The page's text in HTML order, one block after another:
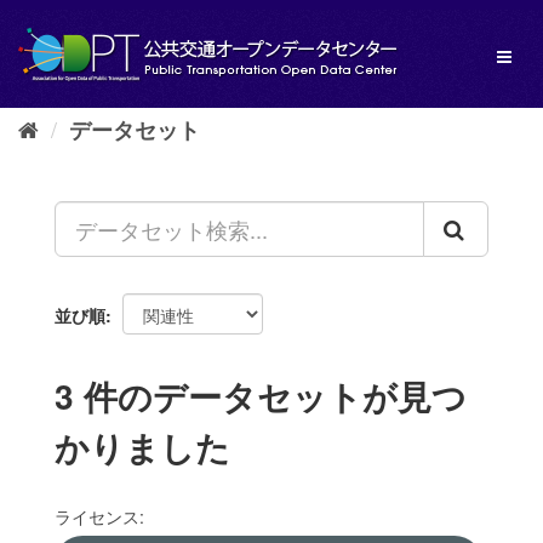
し
データセット
並び順
3 件のデータセットが見つ
かりました
ライセンス: